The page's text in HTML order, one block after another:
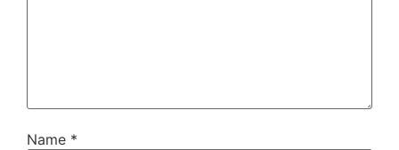
Name *